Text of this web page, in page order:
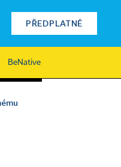
PŘEDPLATNÉ
BeNative